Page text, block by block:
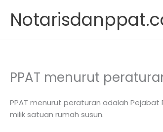
content
PPAT menurut
PPAT menurut peraturan adalah
milik satuan rumah susun.